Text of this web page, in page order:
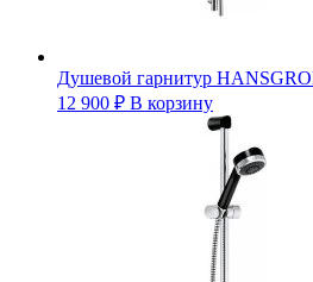
Душевой гарнитур
12 900 ₽ В корзину